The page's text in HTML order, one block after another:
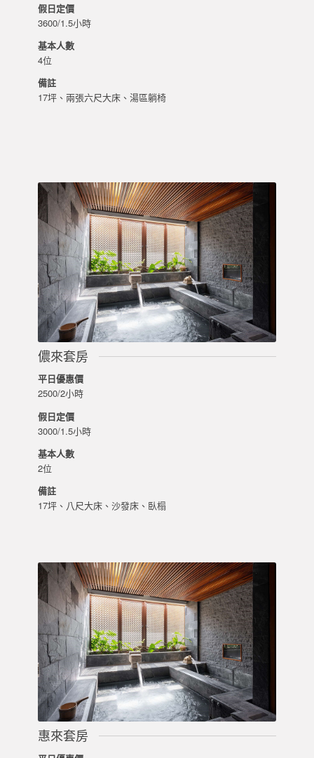
假日定價
3600/1.5小時
基本人數
4位
備註
17坪、兩張六尺大床、湯區躺椅
儂來套房
平日優惠價
2500/2小時
假日定價
3000/1.5小時
基本人數
2位
備註
17坪、八尺大床、沙發床、臥榻
惠來套房